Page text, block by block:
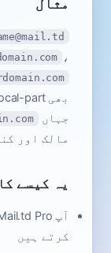
مثال
،
جہاں
مالک اور
یہ کیسے
کرتے ہیں